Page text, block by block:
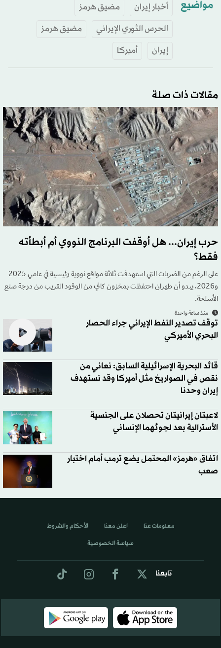
مواضيع أخبار إيران
مضيق هرمز
الحرس الثوري الإيراني
مضيق هرمز
إيران
أميركا
مقالات ذات صلة
حرب إيران... هل أوقفت البرنامج النووي أم أبطأته
فقط؟
على الرغم من الضربات التي استهدفت ثلاثة مواقع نووية رئيسية في عامي 2025
و2026، يبدو أن طهران احتفظت بمخزون كافٍ من الوقود القريب من درجة صنع
الأسلحة.
منذ ساعة واحدة
توقف تصدير النفط الإيراني جراء الحصار
البحري الأميركي
قائد البحرية الإسرائيلية السابق: نعاني من
نقص في الصواريخ مثل أميركا وقد نستهدف
إيران وحدنا
لاعبتان إيرانيتان تحصلان على الجنسية
الأسترالية بعد لجوئهما الإنساني
اتفاق «هرمز» المحتمل يضع ترمب أمام اختبار
صعب
تابعنا
معلومات عنا اعلن معنا الأحكام والشروط
سياسة الخصوصية